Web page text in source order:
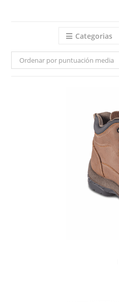
Categorias
Ordenar por puntuación media